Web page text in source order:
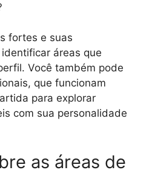
fortes e suas
áreas que
Você também pode
que funcionam
para explorar
com sua personalidade
as áreas de